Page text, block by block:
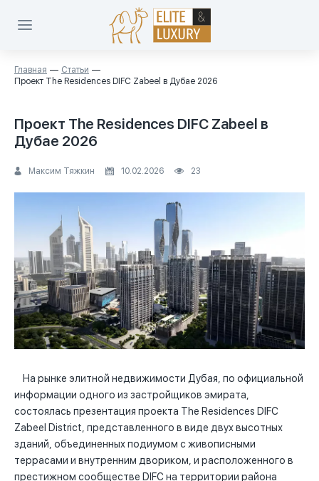
Главная
Статьи
Проект The Residences DIFC Zabeel в Дубае 2026
Проект The Residences DIFC Zabeel в
Дубае 2026
Максим Тяжкин 10.02.2026 23
На рынке элитной недвижимости Дубая, по официальной
информации одного из застройщиков эмирата,
состоялась презентация проекта The Residences DIFC
Zabeel District, представленного в виде двух высотных
зданий, объединенных подиумом с живописными
террасами и внутренним двориком, и расположенного в
престижном сообществе DIFC на территории района